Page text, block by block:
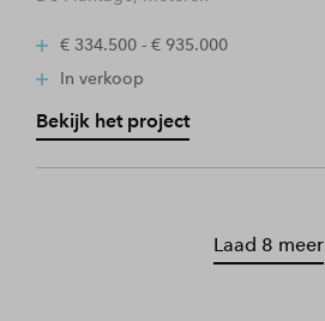
€ 334.500 - € 935.000
In verkoop
Bekijk het project
Laad 8 meer